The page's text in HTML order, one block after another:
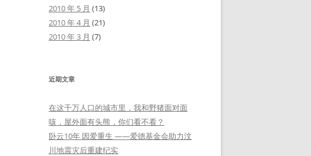
2010 年 5 月 (13)
2010 年 4 月 (21)
2010 年 3 月 (7)
近期文章
在这千万人口的城市里，我和野猪面对面
咳，屋外面有头熊，你们看不看？
卧云10年 因爱重生 ——爱德基金会助力汶
川地震灾后重建纪实